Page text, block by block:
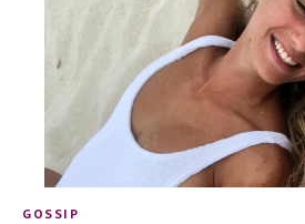
GOSSIP